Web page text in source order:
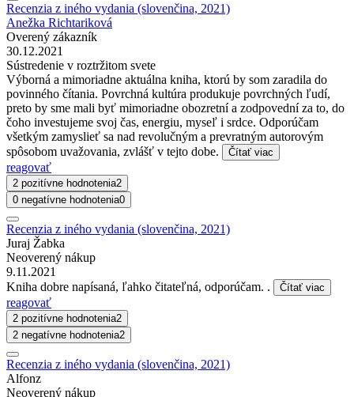
Recenzia z iného vydania (slovenčina, 2021)
Anežka Richtariková
Overený zákazník
30.12.2021
Sústredenie v roztržitom svete
Výborná a mimoriadne aktuálna kniha, ktorú by som zaradila do
povinného čítania. Povrchná kultúra produkuje povrchných ľudí,
preto by sme mali byť mimoriadne obozretní a zodpovední za to, do
čoho investujeme svoj čas, energiu, myseľ i srdce. Odporúčam
všetkým zamyslieť sa nad revolučným a prevratným autorovým
spôsobom uvažovania, zvlášť v tejto dobe.
Čítať viac
reagovať
2 pozitívne hodnotenia2
0 negatívne hodnotenia0
Recenzia z iného vydania (slovenčina, 2021)
Juraj Žabka
Neoverený nákup
9.11.2021
Kniha dobre napísaná, ľahko čitateľná, odporúčam. .
Čítať viac
reagovať
2 pozitívne hodnotenia2
2 negatívne hodnotenia2
Recenzia z iného vydania (slovenčina, 2021)
Alfonz
Neoverený nákup